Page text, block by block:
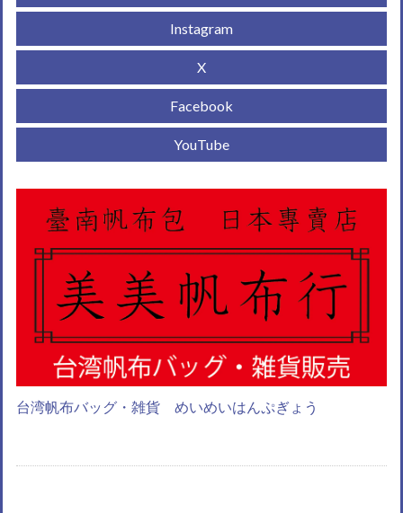
Instagram
X
Facebook
YouTube
台湾帆布バッグ・雑貨 めいめいはんぷぎょう